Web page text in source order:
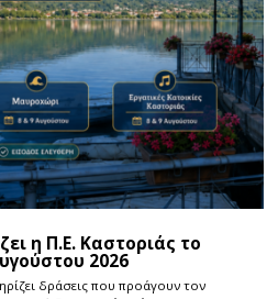
η Π.Ε. Καστοριάς το
2026
δράσεις που προάγουν τον